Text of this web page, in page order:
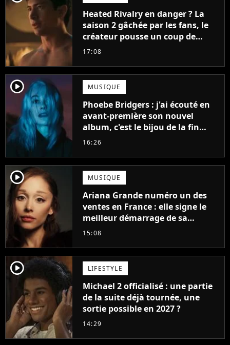
Heated Rivalry en danger ? La
saison 2 gâchée par les fans, le
créateur pousse un coup de
gueule
17:08
player2 MUSIQUE
Phoebe Bridgers : j'ai écouté en
avant-première son nouvel
album, c'est le bijou de la fin
d'été
16:26
player2 MUSIQUE
Ariana Grande numéro un des
ventes en France : elle signe le
meilleur démarrage de sa
carrière avec son album Petal
15:08
player2 LIFESTYLE
Michael 2 officialisé : une partie
de la suite déjà tournée, une
sortie possible en 2027 ?
14:29